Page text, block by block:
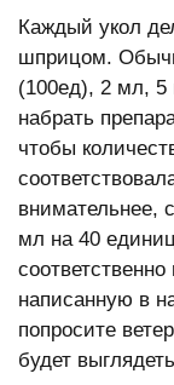
Каждый укол
шприцом.
(100ед), 2 мл,
набрать
чтобы
внимательнее,
мл на 40
написанную в
попросите
будет